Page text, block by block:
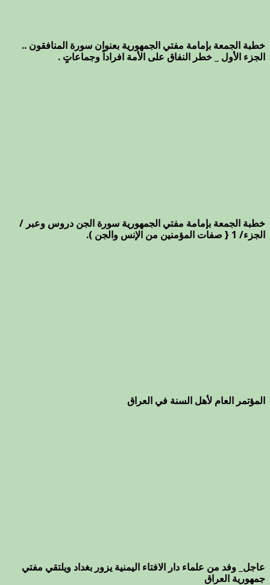
خطبة الجمعة بإمامة مفتي الجمهورية بعنوان سورة المنافقون ..
الجزء الأول _ خطر النفاق على الأمة افراداً وجماعاتٍ .
خطبة الجمعة بإمامة مفتي الجمهورية سورة الجن دروس وعبر /
الجزء/ 1 { صفات المؤمنين من الإنس والجن ).
المؤتمر العام لأهل السنة في العراق
عاجل_ وفد من علماء دار الافتاء اليمنية يزور بغداد ويلتقي مفتي
جمهورية العراق